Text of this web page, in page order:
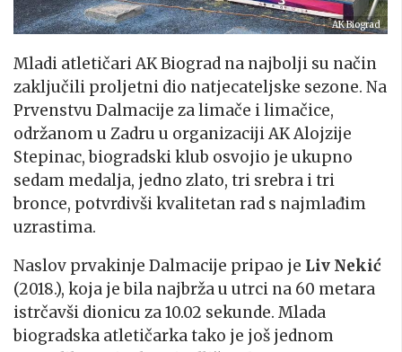
AK Biograd
Mladi atletičari AK Biograd na najbolji su način
zaključili proljetni dio natjecateljske sezone. Na
Prvenstvu Dalmacije za limače i limačice,
održanom u Zadru u organizaciji AK Alojzije
Stepinac, biogradski klub osvojio je ukupno
sedam medalja, jedno zlato, tri srebra i tri
bronce, potvrdivši kvalitetan rad s najmlađim
uzrastima.
Naslov prvakinje Dalmacije pripao je Liv Nekić
(2018.), koja je bila najbrža u utrci na 60 metara
istrčavši dionicu za 10.02 sekunde. Mlada
biogradska atletičarka tako je još jednom